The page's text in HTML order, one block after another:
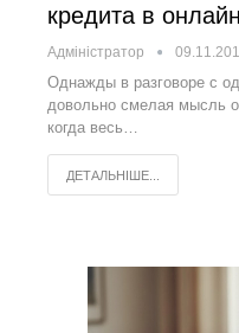
кредита в
Адміністратор
Однажды в разговоре с
довольно смелая мысль
когда весь…
ДЕТАЛЬНІШЕ...